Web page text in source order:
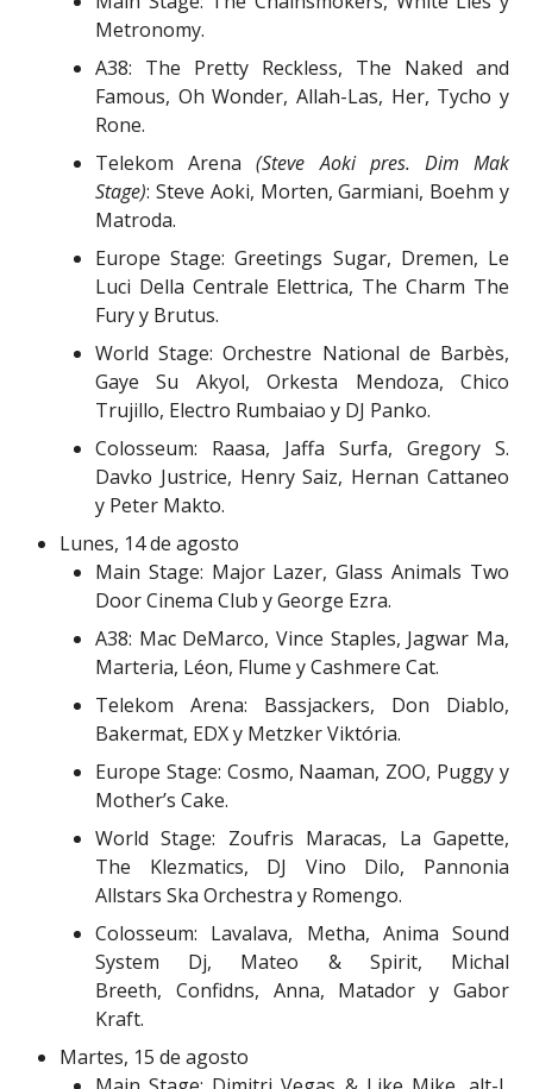
Metronomy.
A38: The Pretty Reckless, The Naked and
Famous, Oh Wonder, Allah-Las, Her, Tycho y
Rone.
Telekom Arena(Steve Aoki pres. Dim Mak
Stage): Steve Aoki, Morten, Garmiani, Boehm y
Matroda.
Europe Stage: Greetings Sugar, Dremen, Le
Luci Della Centrale Elettrica, The Charm The
Fury y Brutus.
World Stage: Orchestre National de Barbès,
Gaye Su Akyol, Orkesta Mendoza, Chico
Trujillo, Electro Rumbaiao y DJ Panko.
Colosseum: Raasa, Jaffa Surfa, Gregory S.
Davko Justrice, Henry Saiz, Hernan Cattaneo
y Peter Makto.
Lunes, 14 de agosto
Main Stage: Major Lazer, Glass Animals Two
Door Cinema Club y George Ezra.
A38: Mac DeMarco, Vince Staples, Jagwar Ma,
Marteria, Léon, Flume y Cashmere Cat.
Telekom Arena: Bassjackers, Don Diablo,
Bakermat, EDX y Metzker Viktória.
Europe Stage: Cosmo, Naaman, ZOO, Puggy y
Mother’s Cake.
World Stage: Zoufris Maracas, La Gapette,
The Klezmatics, DJ Vino Dilo, Pannonia
Allstars Ska Orchestra y Romengo.
Colosseum: Lavalava, Metha, Anima Sound
System Dj, Mateo & Spirit, Michal
Breeth, Confidns, Anna, Matador y Gabor
Kraft.
Martes, 15 de agosto